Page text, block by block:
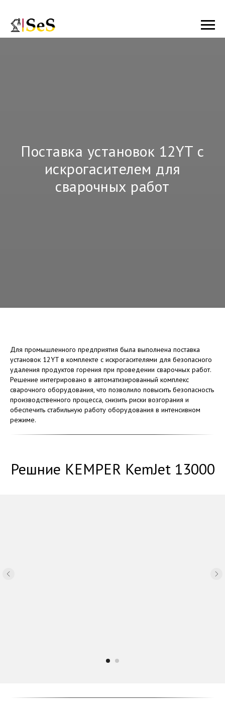
Поставка установок 12YT с
искрогасителем для
сварочных работ
Для промышленного предприятия была выполнена поставка
установок 12YT в комплекте с искрогасителями для безопасного
удаления продуктов горения при проведении сварочных работ.
Решение интегрировано в автоматизированный комплекс
сварочного оборудования, что позволило повысить безопасность
производственного процесса, снизить риски возгорания и
обеспечить стабильную работу оборудования в интенсивном
режиме.
Решние KEMPER KemJet 13000